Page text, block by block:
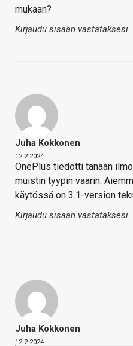
mukaan?
Kirjaudu sisään vastataksesi
Juha Kokkonen
12.2.2024
OnePlus tiedotti tänään
muistin tyypin väärin.
käytössä on 3.1-version
Kirjaudu sisään vastataksesi
Juha Kokkonen
12.2.2024